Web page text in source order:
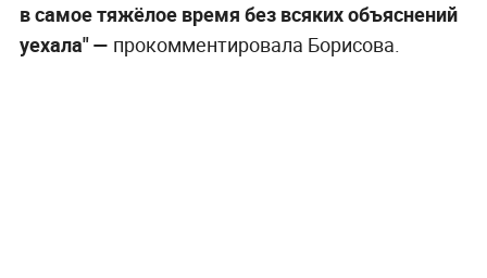
в самое тяжёлое время без всяких объяснений
уехала" — прокомментировала Борисова.